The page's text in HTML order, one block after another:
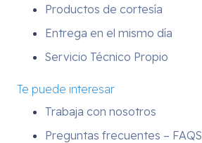
Productos de cortesía
Entrega en el mismo día
Servicio Técnico Propio
Te puede interesar
Trabaja con nosotros
Preguntas frecuentes – FAQS